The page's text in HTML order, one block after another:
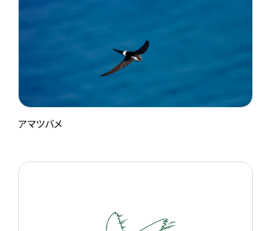
アマツバメ